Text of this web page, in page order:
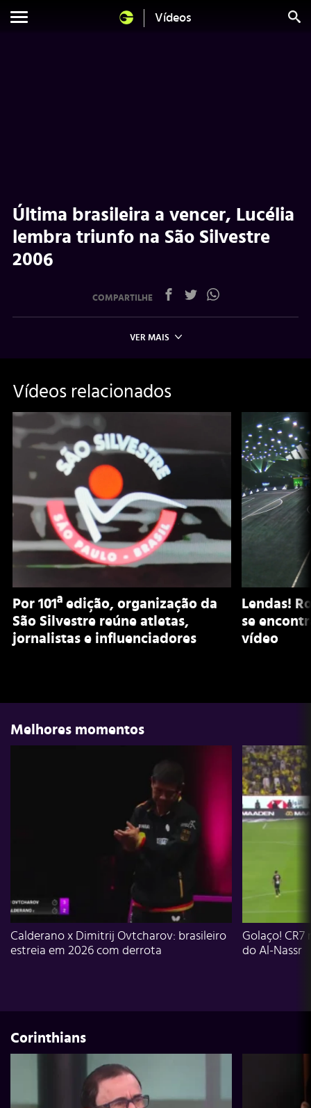
Vídeos
Última brasileira a vencer, Lucélia
lembra triunfo na São Silvestre
2006
COMPARTILHE
VER MAIS
Vídeos relacionados
Por 101ª edição, organização da
São Silvestre reúne atletas,
jornalistas e influenciadores
Lendas!
se
vídeo
Melhores momentos
Calderano x Dimitrij Ovtcharov: brasileiro
estreia em 2026 com derrota
Golaço!
do Al-Nassr
Corinthians